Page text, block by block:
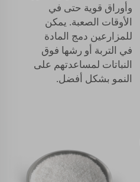
وأوراق قوية حتى في
الأوقات الصعبة. يمكن
للمزارعين دمج المادة
في التربة أو رشها فوق
النباتات لمساعدتهم على
النمو بشكل أفضل.